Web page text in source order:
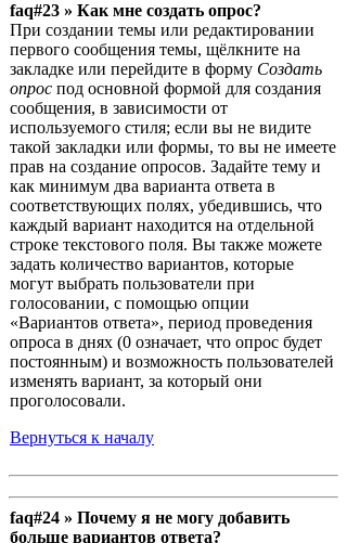
faq#23 » Как мне создать опрос?
При создании темы или редактировании
первого сообщения темы, щёлкните на
закладке или перейдите в форму Создать
опрос под основной формой для создания
сообщения, в зависимости от
используемого стиля; если вы не видите
такой закладки или формы, то вы не имеете
прав на создание опросов. Задайте тему и
как минимум два варианта ответа в
соответствующих полях, убедившись, что
каждый вариант находится на отдельной
строке текстового поля. Вы также можете
задать количество вариантов, которые
могут выбрать пользователи при
голосовании, с помощью опции
«Вариантов ответа», период проведения
опроса в днях (0 означает, что опрос будет
постоянным) и возможность пользователей
изменять вариант, за который они
проголосовали.
Вернуться к началу
faq#24 » Почему я не могу добавить
больше вариантов ответа?